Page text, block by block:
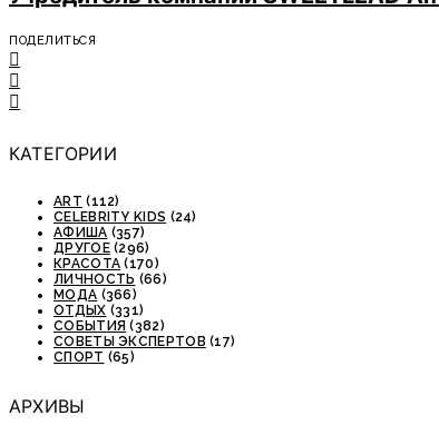
ПОДЕЛИТЬСЯ
КАТЕГОРИИ
ART (112)
CELEBRITY KIDS (24)
АФИША (357)
ДРУГОЕ(296)
КРАСОТА (170)
ЛИЧНОСТЬ (66)
МОДА (366)
ОТДЫХ (331)
СОБЫТИЯ (382)
СОВЕТЫ ЭКСПЕРТОВ (17)
СПОРТ (65)
АРХИВЫ